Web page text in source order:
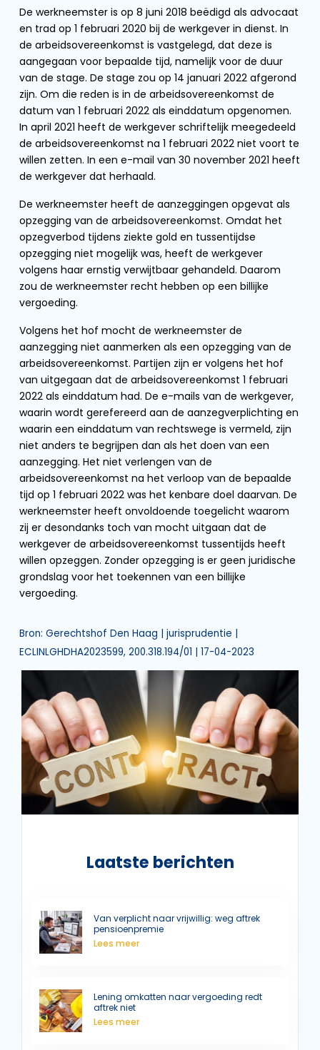
De werkneemster is op 8 juni 2018 beëdigd als advocaat
en trad op 1 februari 2020 bij de werkgever in dienst. In
de arbeidsovereenkomst is vastgelegd, dat deze is
aangegaan voor bepaalde tijd, namelijk voor de duur
van de stage. De stage zou op 14 januari 2022 afgerond
zijn. Om die reden is in de arbeidsovereenkomst de
datum van 1 februari 2022 als einddatum opgenomen.
In april 2021 heeft de werkgever schriftelijk meegedeeld
de arbeidsovereenkomst na 1 februari 2022 niet voort te
willen zetten. In een e-mail van 30 november 2021 heeft
de werkgever dat herhaald.
De werkneemster heeft de aanzeggingen opgevat als
opzegging van de arbeidsovereenkomst. Omdat het
opzegverbod tijdens ziekte gold en tussentijdse
opzegging niet mogelijk was, heeft de werkgever
volgens haar ernstig verwijtbaar gehandeld. Daarom
zou de werkneemster recht hebben op een billijke
vergoeding.
Volgens het hof mocht de werkneemster de
aanzegging niet aanmerken als een opzegging van de
arbeidsovereenkomst. Partijen zijn er volgens het hof
van uitgegaan dat de arbeidsovereenkomst 1 februari
2022 als einddatum had. De e-mails van de werkgever,
waarin wordt gerefereerd aan de aanzegverplichting en
waarin een einddatum van rechtswege is vermeld, zijn
niet anders te begrijpen dan als het doen van een
aanzegging. Het niet verlengen van de
arbeidsovereenkomst na het verloop van de bepaalde
tijd op 1 februari 2022 was het kenbare doel daarvan. De
werkneemster heeft onvoldoende toegelicht waarom
zij er desondanks toch van mocht uitgaan dat de
werkgever de arbeidsovereenkomst tussentijds heeft
willen opzeggen. Zonder opzegging is er geen juridische
grondslag voor het toekennen van een billijke
vergoeding.
Bron: Gerechtshof Den Haag | jurisprudentie |
ECLINLGHDHA2023599, 200.318.194/01 | 17-04-2023
Laatste berichten
Van verplicht naar vrijwillig: weg aftrek
pensioenpremie
Lees meer
Lening omkatten naar vergoeding redt
aftrek niet
Lees meer